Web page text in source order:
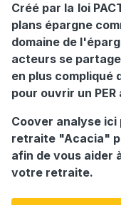
Créé par la loi
plans épargne
domaine de
acteurs se
en plus compliqué
pour ouvrir un
Coover analyse ici
retraite "Acacia"
afin de vous aider
votre retraite.